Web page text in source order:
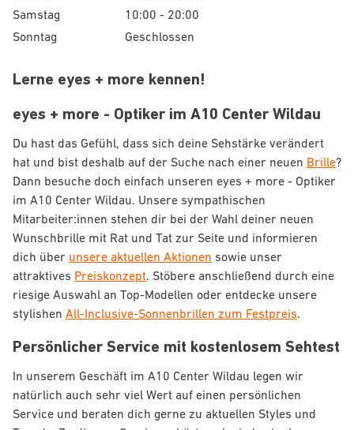
Samstag
10:00 - 20:00
Sonntag
Geschlossen
Lerne eyes + more kennen!
eyes + more - Optiker im A10 Center Wildau
Du hast das Gefühl, dass sich deine Sehstärke verändert
hat und bist deshalb auf der Suche nach einer neuen Brille?
Dann besuche doch einfach unseren eyes + more - Optiker
im A10 Center Wildau. Unsere sympathischen
Mitarbeiter:innen stehen dir bei der Wahl deiner neuen
Wunschbrille mit Rat und Tat zur Seite und informieren
dich über unsere aktuellen Aktionen sowie unser
attraktives Preiskonzept. Stöbere anschließend durch eine
riesige Auswahl an Top-Modellen oder entdecke unsere
stylishen All-Inclusive-Sonnenbrillen zum Festpreis.
Persönlicher Service mit kostenlosem Sehtest
In unserem Geschäft im A10 Center Wildau legen wir
natürlich auch sehr viel Wert auf einen persönlichen
Service und beraten dich gerne zu aktuellen Styles und